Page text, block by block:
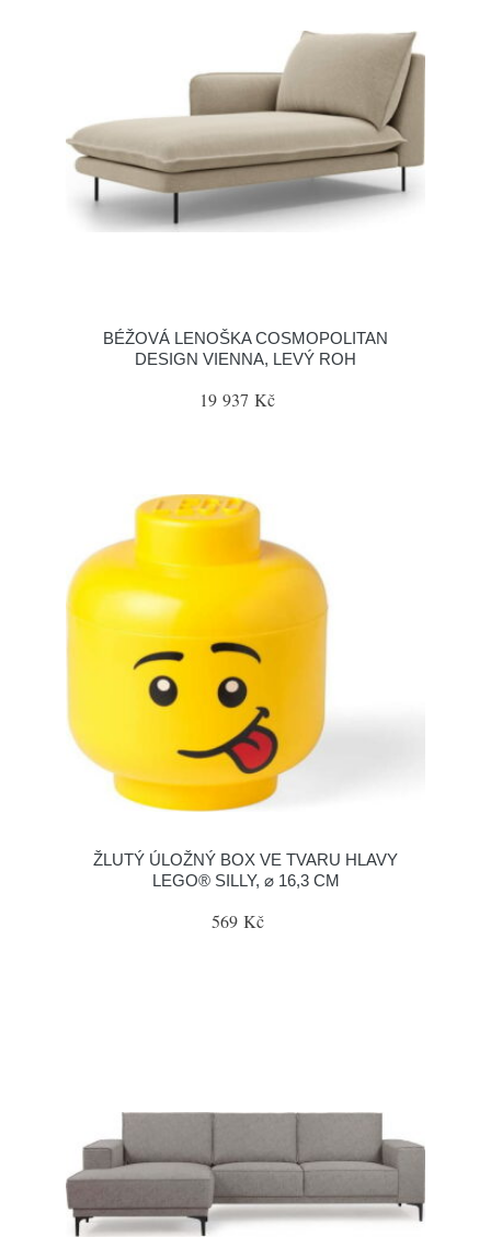
BÉŽOVÁ LENOŠKA COSMOPOLITAN
DESIGN VIENNA, LEVÝ ROH
19 937 Kč
ŽLUTÝ ÚLOŽNÝ BOX VE TVARU HLAVY
LEGO® SILLY, ⌀ 16,3 CM
569 Kč